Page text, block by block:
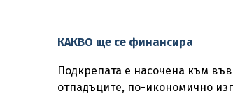
КАКВО ще се финансира
Подкрепата е насочена към
отпадъците, по-икономично